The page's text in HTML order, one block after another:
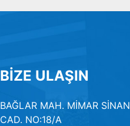
BİZE ULAŞIN
BAĞLAR MAH. MİMAR SİNAN
CAD. NO:18/A